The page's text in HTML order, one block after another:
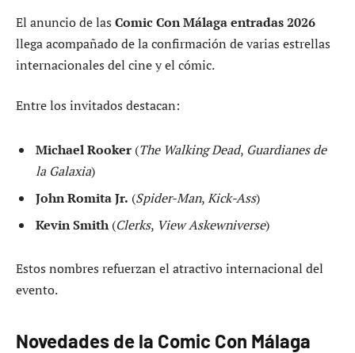
El anuncio de las Comic Con Málaga entradas 2026
llega acompañado de la confirmación de varias estrellas
internacionales del cine y el cómic.
Entre los invitados destacan:
Michael Rooker (The Walking Dead, Guardianes de
la Galaxia)
John Romita Jr. (Spider-Man,Kick-Ass)
Kevin Smith (Clerks, View Askewniverse)
Estos nombres refuerzan el atractivo internacional del
evento.
Novedades de la Comic Con Málaga